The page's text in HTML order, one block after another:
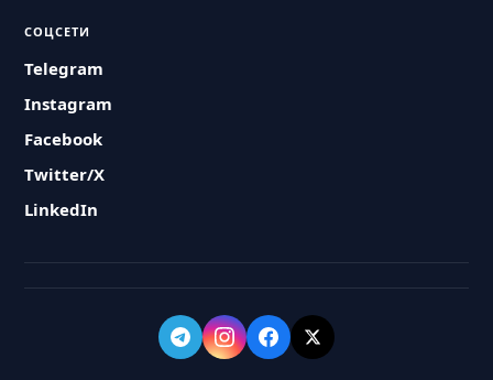
СОЦСЕТИ
Telegram
Instagram
Facebook
Twitter/X
LinkedIn